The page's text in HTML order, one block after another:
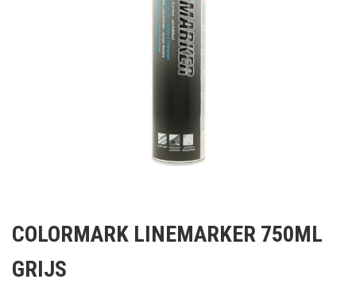
het
van
COLORMARK LINEMARKER 750ML
GRIJS